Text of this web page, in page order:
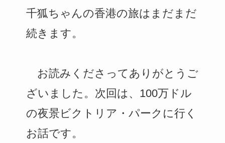
千狐ちゃんの香港の旅はまだまだ
続きます。
お読みくださってありがとうご
ざいました。次回は、100万ドル
の夜景ビクトリア・パークに行く
お話です。